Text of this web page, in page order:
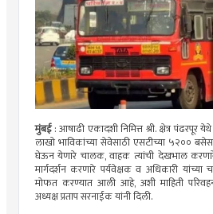
मुंबई: आषाढी एकादशी निमित्त श्री. क्षेत्र पंढरपूर येथे
लाखो भाविकांच्या सेवेसाठी एसटीच्या ५२००
घेऊन येणारे चालक, वाहक त्यांची देखभाल करणारे
मार्गदर्शन करणारे पर्यवेक्षक व अधिकारी यांच्या
मोफत करण्यात आली आहे, अशी माहिती
अध्यक्ष प्रताप सरनाईक यांनी दिली.